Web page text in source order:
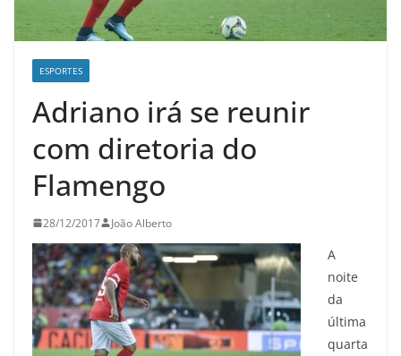
ESPORTES
Adriano irá se reunir
com diretoria do
Flamengo
28/12/2017 João Alberto
A
noite
da
última
quarta